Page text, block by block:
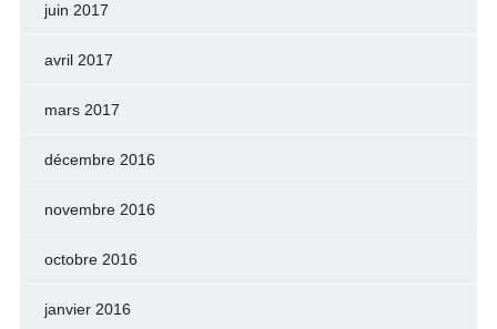
juin 2017
avril 2017
mars 2017
décembre 2016
novembre 2016
octobre 2016
janvier 2016